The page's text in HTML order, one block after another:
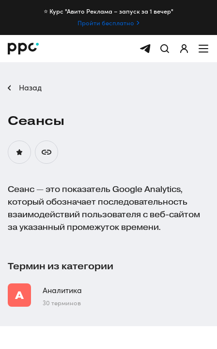
⭐️ Курс "Авито Реклама – запуск за 1 вечер"
Пройти бесплатно
Назад
Cеансы
Сеанс — это показатель Google Analytics,
который обозначает последовательность
взаимодействий пользователя с веб-сайтом
за указанный промежуток времени.
Термин из категории
Аналитика
30 терминов